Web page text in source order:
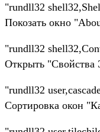
"rundll32
Покозать окно
"rundll32
Открыть "Свойства
"rundll32
Сортировка окон